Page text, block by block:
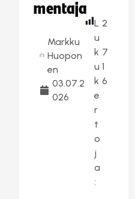
mentaja
Markku
Huopon
en
03.07.2
026
L
u
k
u
k
e
r
t
o
j
a
:
2
7
1
6